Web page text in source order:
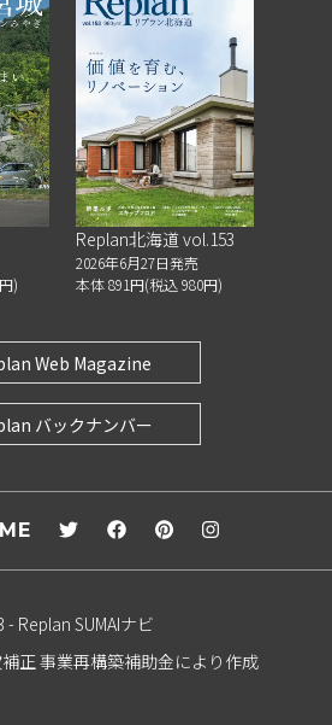
)
Replan北海道 vol.153
2026年6月27日発売
本体 891円(税込 980円)
Web Magazine
バックナンバー
- Replan SUMAIナビ
正 事業再構築補助金により作成